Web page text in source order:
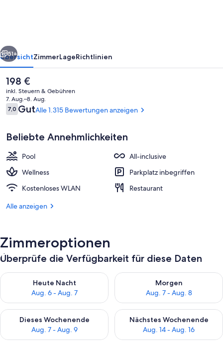
Inclusive
Außenbereich
Weiter
51+
ÜbersichtZimmerLageRichtlinien
Der
aktuelle
Preis
beträgt
198 €.
198 €
inkl. Steuern & Gebühren
7. Aug.–8. Aug.
Bewertungen
7,07,0 von 10.
GutAlle 1.315 Bewertungen anzeigen
Beliebte Annehmlichkeiten
Pool
All-inclusive
Wellness
Parkplatz inbegriffen
Kostenloses WLAN
Restaurant
Alle anzeigen
Zimmeroptionen
Überprüfe die Verfügbarkeit für diese Daten
Heute Nacht
Aug. 6 - Aug. 7
Überprüfe die Verfügbarkeit für heute Nacht, Aug. 6 - Aug. 7.
Morgen
Aug. 7 - Aug. 8
Überprüfe die Verfügbarkeit
Dieses Wochenende
Aug. 7 - Aug. 9
Überprüfe die Verfügbarkeit für dieses Wochenende, Aug. 7
Nächstes Wochenende
Aug. 14 - Aug. 16
Überprüfe die Verfügbarkeit